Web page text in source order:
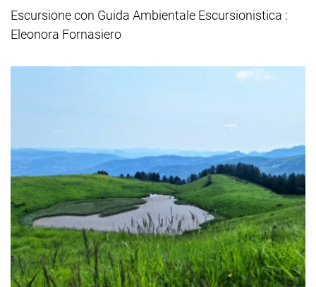
Escursione con Guida Ambientale Escursionistica :
Eleonora Fornasiero